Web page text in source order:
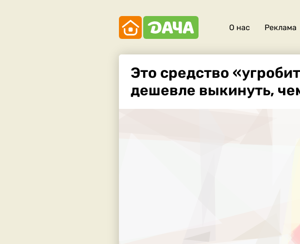
нас
О нас Реклама
Это средство
дешевле выкинуть,